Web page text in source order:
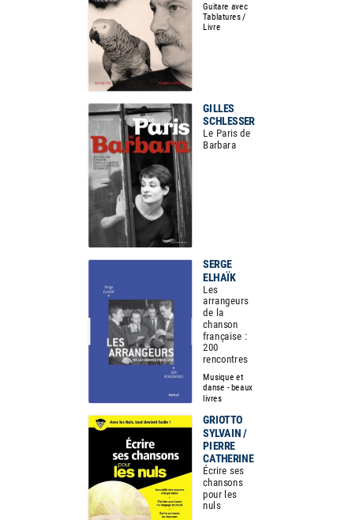
Guitare avec
Tablatures /
Livre
GILLES
SCHLESSER
Le Paris de
Barbara
SERGE
ELHAÏK
Les
arrangeurs
de la
chanson
française :
200
rencontres
Musique et
danse - beaux
livres
GRIOTTO
SYLVAIN /
PIERRE
CATHERINE
Écrire ses
chansons
pour les
nuls